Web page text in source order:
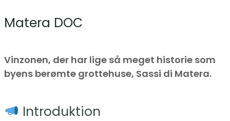
Matera DOC
Vinzonen, der har lige så meget historie som
byens berømte grottehuse, Sassi di Matera.
Introduktion